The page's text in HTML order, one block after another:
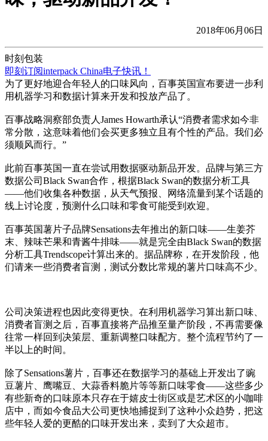
2018年06月06日
时刻包装
即刻订阅interpack China电子快讯！
为了更好地迎合年轻人的口味风向，百事英国宣布要进一步利
用机器学习和数据计算来开发和投放产品了。
百事战略洞察部负责人James Howarth承认“消费者需求如今非
常分散，这意味着他们会买更多独立且有个性的产品。我们必
须顺风而行。”
此前百事英国一直在尝试用数据驱动新品开发。品牌与第三方
数据公司Black Swan合作，根据Black Swan的数据分析工具
——他们收集各种数据，从天气预报、网络流量到某个话题的
线上讨论度，预测什么口味和零食可能受到欢迎。
百事英国薯片子品牌Sensations去年推出的新口味——生姜芥
末、辣味芒果和青酱牛排味——就是完全由Black Swan的数据
分析工具Trendscope计算出来的。据品牌称，在开发阶段，他
们请来一些消费者盲测，测试分数比常规的薯片口味高不少。
公司决策进程也因此变得更快。在利用机器学习算出新口味、
消费者盲测之后，百事直接将产品推至量产阶段，不再需要像
往常一样回到决策层、重新调整口味配方。整个流程节约了一
半以上的时间。
除了Sensations薯片，百事还在数据学习的基础上开发出了豌
豆薯片、鹰嘴豆、大蒜香料脆片等等新口味零食——这些多少
有些新奇的口味原本只存在于嬉皮士街区或是艺术区的小咖啡
店中，而如今食品大公司更快地捕捉到了这种小众趋势，把这
些年轻人爱的更酷的口味开发出来，卖到了大众超市。